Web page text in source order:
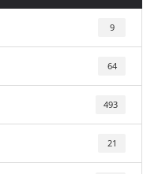
9
64
493
21